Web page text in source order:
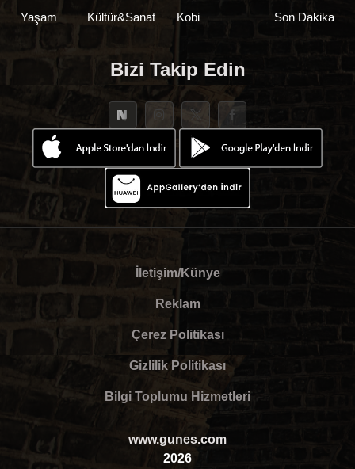
Yaşam
Kültür&Sanat
Kobi
Son Dakika
Bizi Takip Edin
İletişim/Künye
Reklam
Çerez Politikası
Gizlilik Politikası
Bilgi Toplumu Hizmetleri
www.gunes.com
2026